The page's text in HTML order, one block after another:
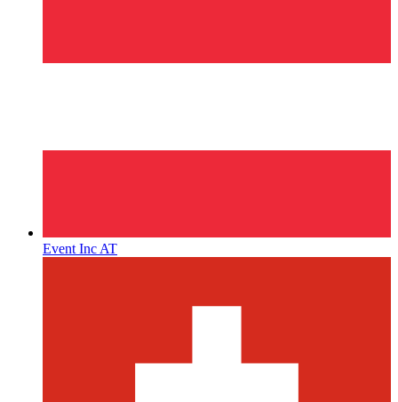
Event Inc AT